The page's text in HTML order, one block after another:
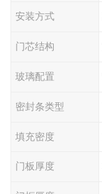
安装方式
门芯结构
玻璃配置
密封条类型
填充密度
门板厚度